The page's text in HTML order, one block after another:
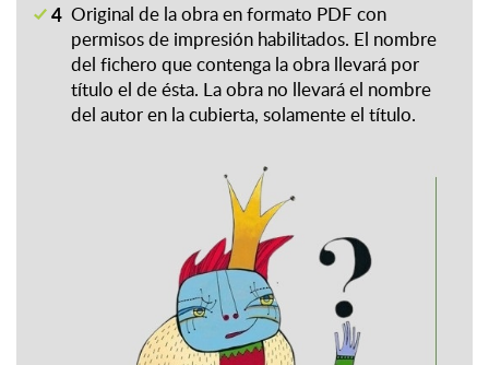
4 Original de la obra en formato PDF con
permisos de impresión habilitados. El nombre
del fichero que contenga la obra llevará por
título el de ésta. La obra no llevará el nombre
del autor en la cubierta, solamente el título.